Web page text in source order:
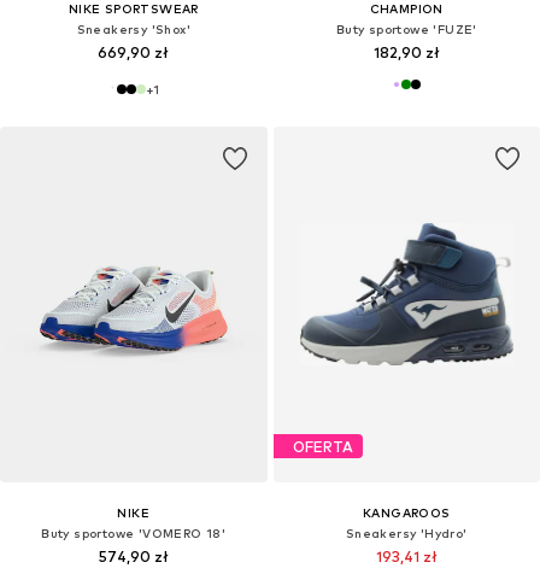
NIKE SPORTSWEAR
Sneakersy 'Shox'
669,90 zł
+1
CHAMPION
Buty sportowe 'FUZE'
182,90 zł
NIKE
Buty sportowe 'VOMERO 18'
574,90 zł
OFERTA
KANGAROOS
Sneakersy 'Hydro'
193,41 zł